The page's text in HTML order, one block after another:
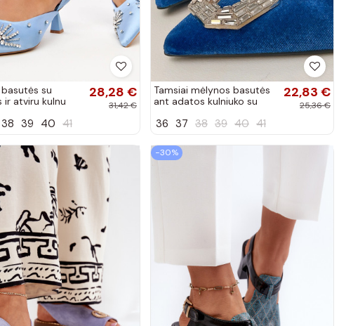
su
ir atviru kulnu
28,28 €
31,42 €
38 39 40 41
Tamsiai mėlynos basutės
ant adatos kulniuko su
22,83 €
25,36 €
36 37 38 39 40 41
−30%